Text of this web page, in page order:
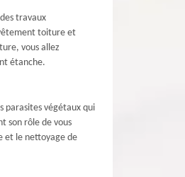
travaux
toiture et
vous allez
étanche.
parasites végétaux qui
son rôle de vous
et le nettoyage de